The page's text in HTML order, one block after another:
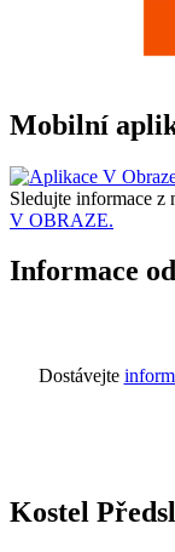
Mobilní
Sledujte informace z
V OBRAZE.
Informace
Dostávejte
Kostel